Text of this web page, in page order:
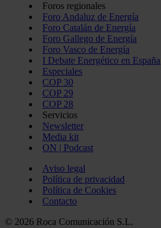
Foros regionales
Foro Andaluz de Energía
Foro Catalán de Energía
Foro Gallego de Energía
Foro Vasco de Energía
I Debate Energético en España
Especiales
COP 30
COP 29
COP 28
Servicios
Newsletter
Media kit
ON | Podcast
Aviso legal
Política de privacidad
Política de Cookies
Contacto
© 2026 Roca Comunicación S.L.